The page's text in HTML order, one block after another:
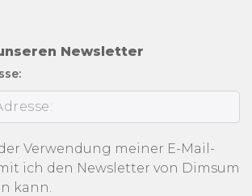
Newsletter
Verwendung meiner E-Mail-
ich den Newsletter von Dimsum
kann.